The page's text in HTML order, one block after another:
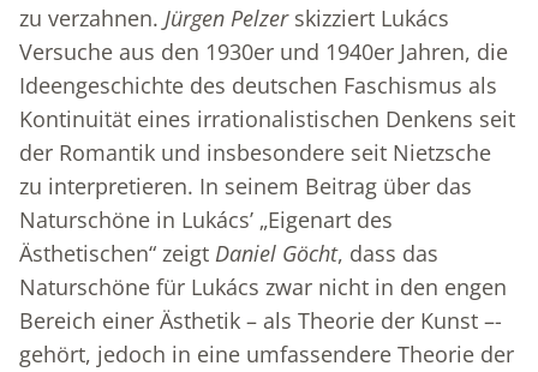
zu verzahnen. Jürgen Pelzerskizziert Lukács
Versuche aus den 1930er und 1940er Jahren, die
Ideengeschichte des deutschen Faschismus als
Kontinuität eines irrationalistischen Denkens seit
der Romantik und insbesondere seit Nietzsche
zu interpretieren. In seinem Beitrag über das
Naturschöne in Lukács’ „Eigenart des
Ästhetischen“ zeigt Daniel Göcht, dass das
Naturschöne für Lukács zwar nicht in den engen
Bereich einer Ästhetik – als Theorie der Kunst –-
gehört, jedoch in eine umfassendere Theorie der